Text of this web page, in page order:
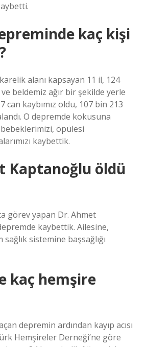
kaç kişi
alanı kapsayan 11 il, 124
beldemiz ağır bir şekilde yerle
can kaybımız oldu, 107 bin 213
O depremde kokusuna
bebeklerimizi, öpülesi
kaybettik.
Kaptanoğlu öldü
görev yapan Dr. Ahmet
kaybettik. Ailesine,
sağlık sistemine başsağlığı
kaç hemşire
depremin ardından kayıp acısı
Hemşireler Derneği’ne göre